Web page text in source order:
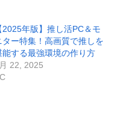
2025年版】推し活PC＆モ
ター特集！高画質で推しを
能する最強環境の作り方
22, 2025